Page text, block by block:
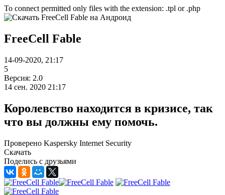
To connect permitted only files with the extension: .tpl or .php
FreeCell Fable
14-09-2020, 21:17
5
Версия: 2.0
14 сен. 2020 21:17
Королевство находится в кризисе, так
что вы должны ему помочь.
Проверено Kaspersky Internet Security
Скачать
Поделись с друзьями